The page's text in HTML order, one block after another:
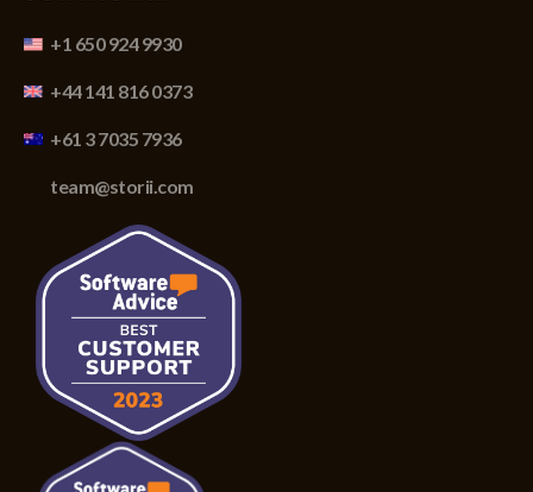
+1 650 924 9930
+44 141 816 0373
+61 3 7035 7936
team@storii.com